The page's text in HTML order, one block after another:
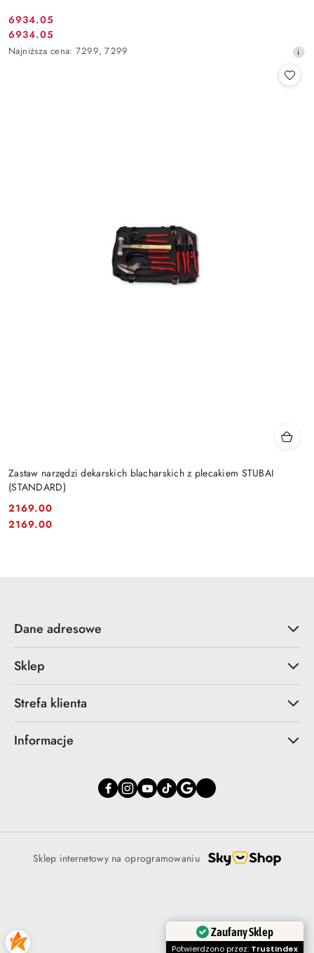
Cena
promocyjna:
6934.05
Cena
promocyjna:
6934.05
Najniższa
Najniższa cena: 7299, 7299
Zastaw narzędzi dekarskich blacharskich z plecakiem STUBAI
(STANDARD)
Cena:
2169.00
Cena:
2169.00
Dane adresowe
Sklep
Strefa klienta
Informacje
Sklep internetowy na oprogramowaniu
Zaufany Sklep
Potwierdzono przez: Trustindex